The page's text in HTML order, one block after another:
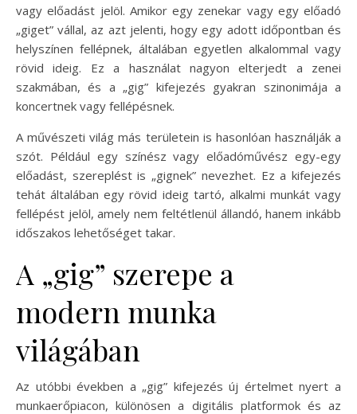
vagy előadást jelöl. Amikor egy zenekar vagy egy előadó
„giget” vállal, az azt jelenti, hogy egy adott időpontban és
helyszínen fellépnek, általában egyetlen alkalommal vagy
rövid ideig. Ez a használat nagyon elterjedt a zenei
szakmában, és a „gig” kifejezés gyakran szinonimája a
koncertnek vagy fellépésnek.
A művészeti világ más területein is hasonlóan használják a
szót. Például egy színész vagy előadóművész egy-egy
előadást, szereplést is „gignek” nevezhet. Ez a kifejezés
tehát általában egy rövid ideig tartó, alkalmi munkát vagy
fellépést jelöl, amely nem feltétlenül állandó, hanem inkább
időszakos lehetőséget takar.
A „gig” szerepe a
modern munka
világában
Az utóbbi években a „gig” kifejezés új értelmet nyert a
munkaerőpiacon, különösen a digitális platformok és az